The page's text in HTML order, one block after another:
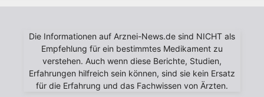
Die Informationen auf Arznei-News.de sind NICHT als
Empfehlung für ein bestimmtes Medikament zu
verstehen. Auch wenn diese Berichte, Studien,
Erfahrungen hilfreich sein können, sind sie kein Ersatz
für die Erfahrung und das Fachwissen von Ärzten.